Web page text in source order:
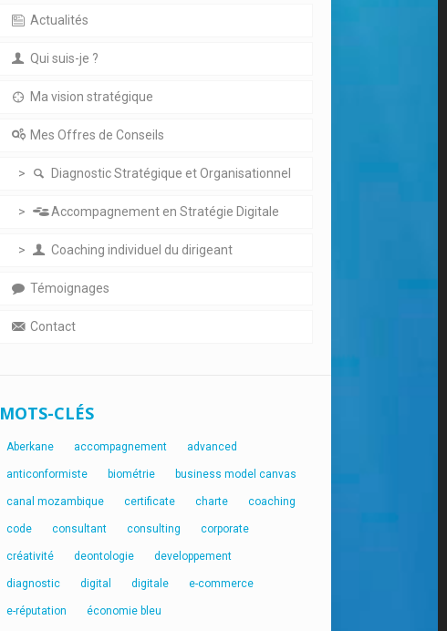
Actualités
Qui suis-je ?
Ma vision stratégique
Mes Offres de Conseils
Diagnostic Stratégique et Organisationnel
Accompagnement en Stratégie Digitale
Coaching individuel du dirigeant
Témoignages
Contact
MOTS-CLÉS
Aberkane accompagnement advanced
anticonformiste biométrie business model canvas
canal mozambique certificate charte coaching
code consultant consulting corporate
créativité deontologie developpement
diagnostic digital digitale e-commerce
e-réputation économie bleu